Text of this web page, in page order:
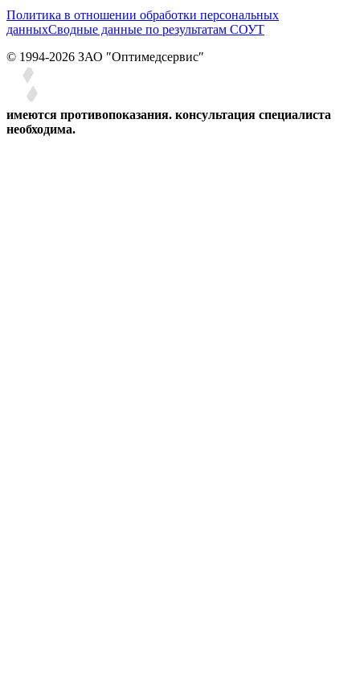
Политика в отношении обработки персональных
данныхСводные данные по результатам СОУТ
© 1994-2026 ЗАО ″Оптимедсервис″
имеются противопоказания. консультация специалиста
необходима.